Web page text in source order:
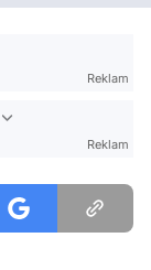
Reklam
Reklam